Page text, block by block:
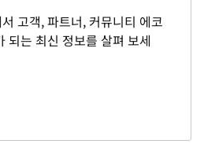
고객, 파트너, 커뮤니티 에코
되는 최신 정보를 살펴 보세